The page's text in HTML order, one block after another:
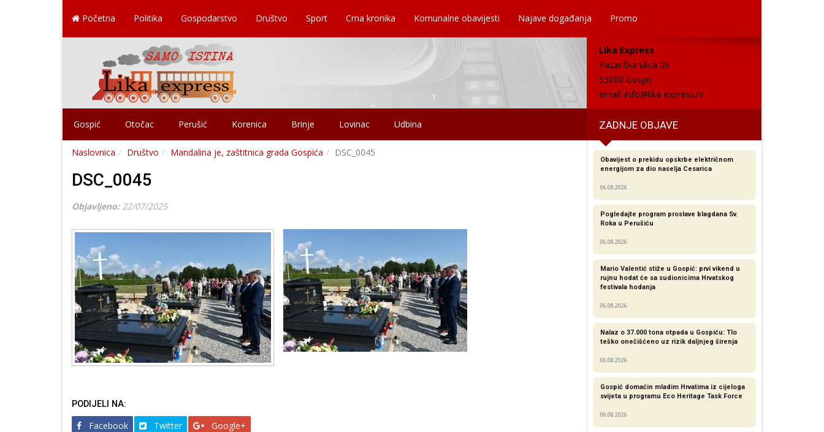
Početna Politika Gospodarstvo Društvo Sport Crna kronika Komunalne obavijesti Najave događanja Promo
Lika Express
Pazariška ulica 36
53000 Gospić
email: info@lika-express.hr
Gospić Otočac Perušić Korenica Brinje Lovinac Udbina ZADNJE OBJAVE
Naslovnica Društvo Mandalina je, zaštitnica grada Gospića DSC_0045
DSC_0045
Objavljeno: 22/07/2025
PODIJELI NA:
Facebook Twitter Google+
Obavijest o prekidu opskrbe električnom
energijom za dio naselja Cesarica
06.08.2026
Pogledajte program proslave blagdana Sv.
Roka u Perušiću
06.08.2026
Mario Valentić stiže u Gospić: prvi vikend u
rujnu hodat će sa sudionicima Hrvatskog
festivala hodanja
06.08.2026
Nalaz o 37.000 tona otpada u Gospiću: Tlo
teško onečišćeno uz rizik daljnjeg širenja
06.08.2026
Gospić domaćin mladim Hrvatima iz cijeloga
svijeta u programu Eco Heritage Task Force
06.08.2026